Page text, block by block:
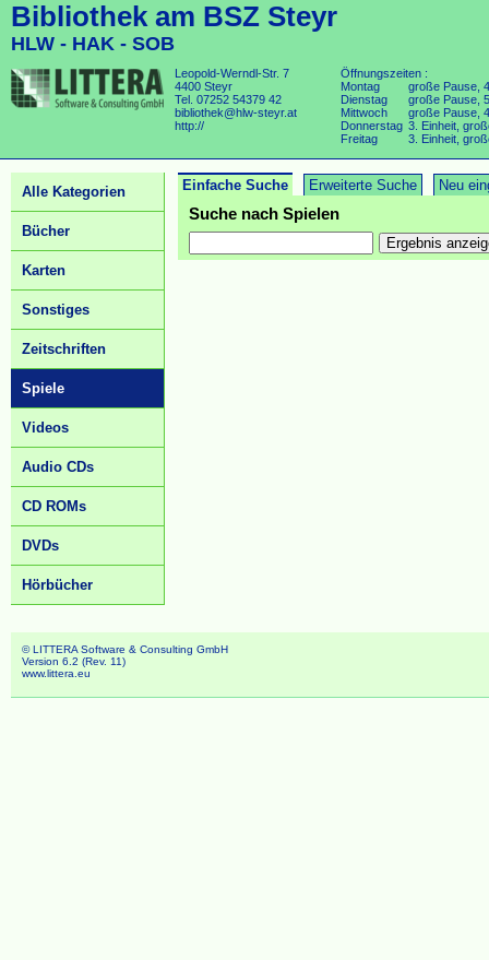
Bibliothek am BSZ Steyr
HLW - HAK - SOB
Leopold-Werndl-Str. 7
4400 Steyr
Tel. 07252 54379 42
bibliothek@hlw-steyr.at
http://
Öffnungszeiten :
Montag
große Pause,
Dienstag
große Pause,
Mittwoch
große Pause,
Donnerstag 3. Einheit,
Freitag
3. Einheit,
Einfache Suche Erweiterte Suche Neu
Suche nach Spielen
Alle Kategorien
Bücher
Karten
Sonstiges
Zeitschriften
Spiele
Videos
Audio CDs
CD ROMs
DVDs
Hörbücher
© LITTERA Software & Consulting GmbH
Version 6.2 (Rev. 11)
www.littera.eu